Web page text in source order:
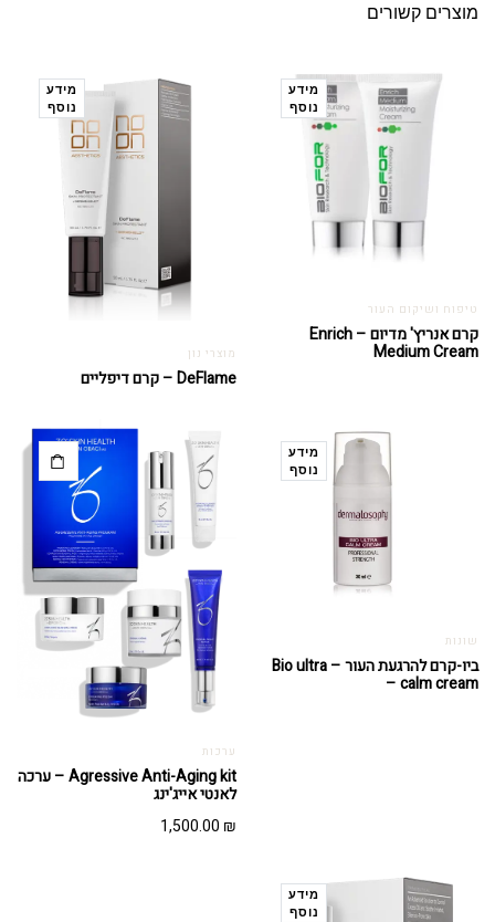
מוצרים קשורים
מידע
נוסף
טיפוח ושיקום העור
קרם אנריץ' מדיום – Enrich
Medium Cream
מידע
נוסף
מוצרי נון
DeFlame – קרם דיפליים
מידע
נוסף
שונות
ביו-קרם להרגעת העור – Bio ultra
– calm cream
ערכות
Agressive Anti-Aging kit – ערכה
לאנטי אייג'ינג
1,500.00 ₪
מידע
נוסף